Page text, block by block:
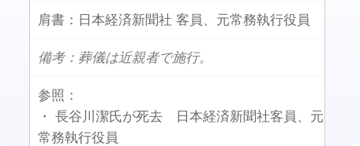
肩書： 日本経済新聞社 客員、元常務執行役員
備考：葬儀は近親者で施行。
参照：
・ 長谷川潔氏が死去 日本経済新聞社客員、元
常務執行役員